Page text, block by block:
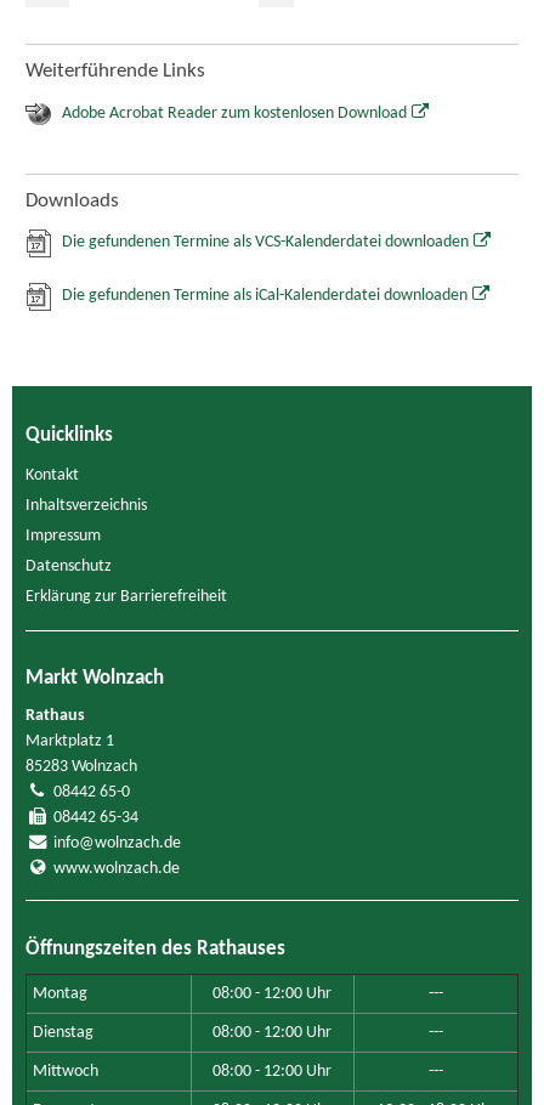
Weiterführende Links
Adobe Acrobat Reader zum kostenlosen Download
Downloads
Die gefundenen Termine als VCS-Kalenderdatei downloaden
Die gefundenen Termine als iCal-Kalenderdatei downloaden
Quicklinks
Kontakt
Inhaltsverzeichnis
Impressum
Datenschutz
Erklärung zur Barrierefreiheit
Markt Wolnzach
Rathaus
Marktplatz 1
85283 Wolnzach
08442 65-0
08442 65-34
info@wolnzach.de
www.wolnzach.de
Öffnungszeiten des Rathauses
Montag 08:00 - 12:00 Uhr ---
Dienstag 08:00 - 12:00 Uhr ---
Mittwoch 08:00 - 12:00 Uhr ---